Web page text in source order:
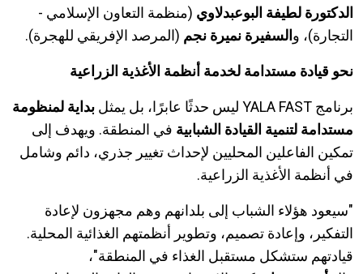
الدكتورة لطيفة البوعبدلاوي (منظمة التعاون الإسلامي -
التجارة)، و السفيرة نميرة نجم (المرصد الإفريقي للهجرة).
نحو قيادة مستدامة لخدمة أنظمة الأغذية الزراعية
برنامج YALA FAST ليس حدثًا عابرًا، بل يمثل
بداية لمنظومة
مستدامة لتنمية القيادة الشبابية في المنطقة. ويهدف إلى
تمكين الفاعلين المحليين لإحداث تغيير جذري، دائم وشامل
في أنظمة الأغذية الزراعية.
"سيعود هؤلاء الشباب إلى بلدانهم وهم مجهزون لإعادة
التفكير، وإعادة تصميم، وتطوير أنظمتهم الغذائية المحلية.
قيادتهم ستشكل مستقبل الغذاء في المنطقة"،